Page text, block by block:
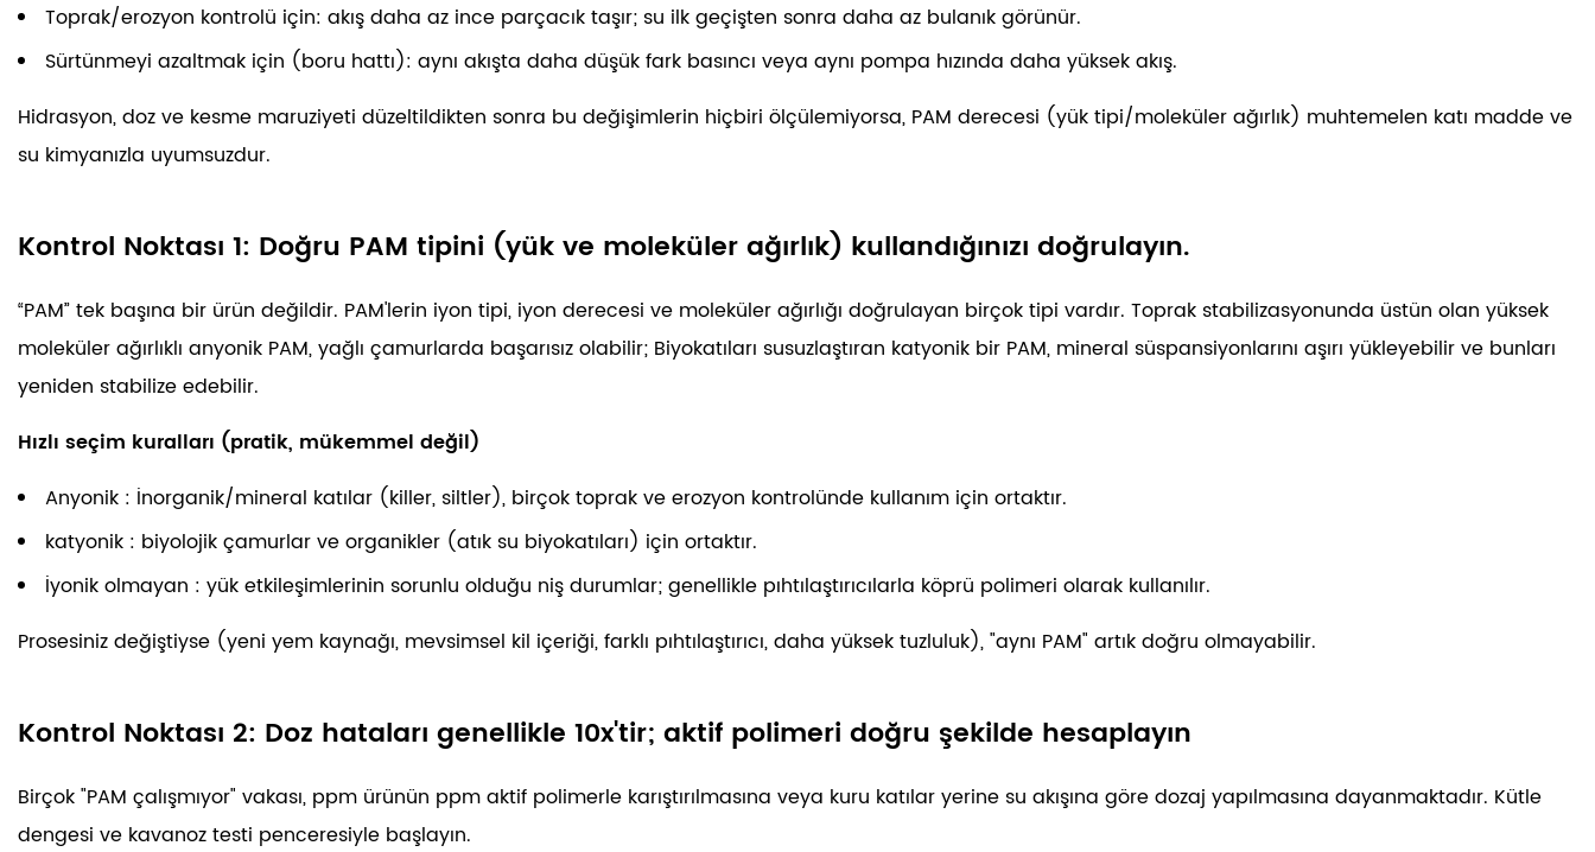
Toprak/erozyon kontrolü için: akış daha az ince parçacık taşır; su ilk geçişten sonra daha az bulanık görünür.
Sürtünmeyi azaltmak için (boru hattı): aynı akışta daha düşük fark basıncı veya aynı pompa hızında daha yüksek akış.
Hidrasyon, doz ve kesme maruziyeti düzeltildikten sonra bu değişimlerin hiçbiri ölçülemiyorsa, PAM derecesi (yük tipi/moleküler ağırlık) muhtemelen katı madde ve
su kimyanızla uyumsuzdur.
Kontrol Noktası 1: Doğru PAM tipini (yük ve moleküler ağırlık) kullandığınızı doğrulayın.
“PAM” tek başına bir ürün değildir. PAM'lerin iyon tipi, iyon derecesi ve moleküler ağırlığı doğrulayan birçok tipi vardır. Toprak stabilizasyonunda üstün olan yüksek
moleküler ağırlıklı anyonik PAM, yağlı çamurlarda başarısız olabilir; Biyokatıları susuzlaştıran katyonik bir PAM, mineral süspansiyonlarını aşırı yükleyebilir ve bunları
yeniden stabilize edebilir.
Hızlı seçim kuralları (pratik, mükemmel değil)
Anyonik : İnorganik/mineral katılar (killer, siltler), birçok toprak ve erozyon kontrolünde kullanım için ortaktır.
katyonik : biyolojik çamurlar ve organikler (atık su biyokatıları) için ortaktır.
İyonik olmayan : yük etkileşimlerinin sorunlu olduğu niş durumlar; genellikle pıhtılaştırıcılarla köprü polimeri olarak kullanılır.
Prosesiniz değiştiyse (yeni yem kaynağı, mevsimsel kil içeriği, farklı pıhtılaştırıcı, daha yüksek tuzluluk), "aynı PAM" artık doğru olmayabilir.
Kontrol Noktası 2: Doz hataları genellikle 10x'tir; aktif polimeri doğru şekilde hesaplayın
Birçok "PAM çalışmıyor" vakası, ppm ürünün ppm aktif polimerle karıştırılmasına veya kuru katılar yerine su akışına göre dozaj yapılmasına dayanmaktadır. Kütle
dengesi ve kavanoz testi penceresiyle başlayın.